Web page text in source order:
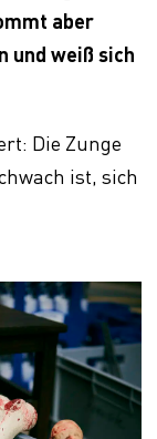
aber
und weiß sich
Die Zunge
ist, sich